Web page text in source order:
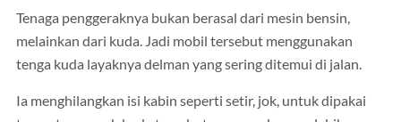
Tenaga penggeraknya bukan berasal dari mesin bensin,
melainkan dari kuda. Jadi mobil tersebut menggunakan
tenga kuda layaknya delman yang sering ditemui di jalan.
Ia menghilangkan isi kabin seperti setir, jok, untuk dipakai